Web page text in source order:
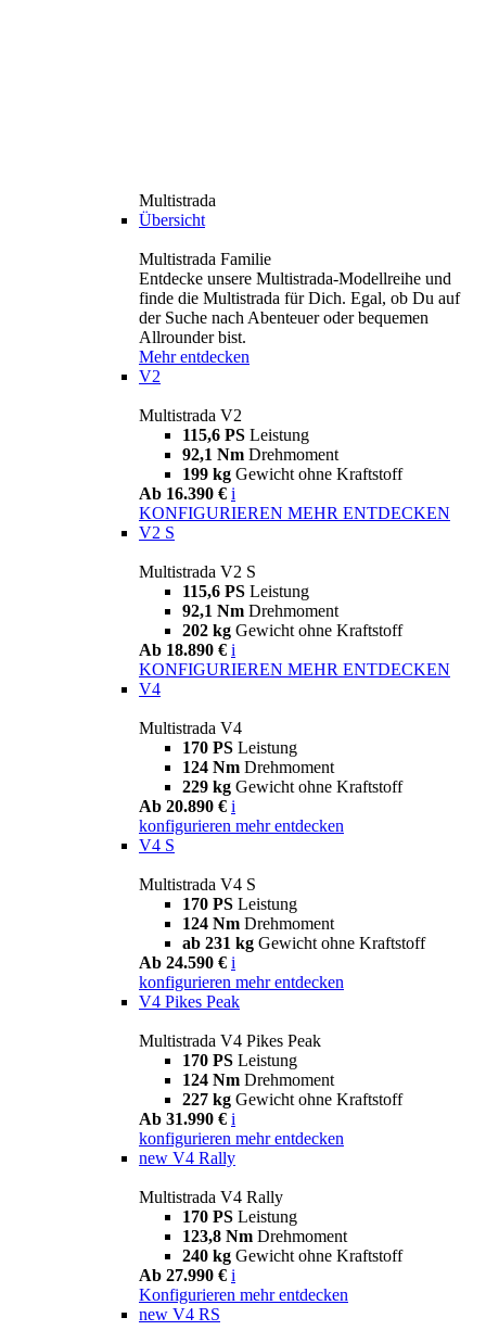
Multistrada
Übersicht
Multistrada Familie
Entdecke unsere Multistrada-Modellreihe und
finde die Multistrada für Dich. Egal, ob Du auf
der Suche nach Abenteuer oder bequemen
Allrounder bist.
Mehr entdecken
V2
Multistrada V2
115,6 PS Leistung
92,1 Nm Drehmoment
199 kg Gewicht ohne Kraftstoff
Ab 16.390 € i
KONFIGURIEREN MEHR ENTDECKEN
V2 S
Multistrada V2 S
115,6 PS Leistung
92,1 Nm Drehmoment
202 kg Gewicht ohne Kraftstoff
Ab 18.890 € i
KONFIGURIEREN MEHR ENTDECKEN
V4
Multistrada V4
170 PS Leistung
124 Nm Drehmoment
229 kg Gewicht ohne Kraftstoff
Ab 20.890 € i
konfigurieren mehr entdecken
V4 S
Multistrada V4 S
170 PS Leistung
124 Nm Drehmoment
ab 231 kg Gewicht ohne Kraftstoff
Ab 24.590 € i
konfigurieren mehr entdecken
V4 Pikes Peak
Multistrada V4 Pikes Peak
170 PS Leistung
124 Nm Drehmoment
227 kg Gewicht ohne Kraftstoff
Ab 31.990 € i
konfigurieren mehr entdecken
new V4 Rally
Multistrada V4 Rally
170 PS Leistung
123,8 Nm Drehmoment
240 kg Gewicht ohne Kraftstoff
Ab 27.990 € i
Konfigurieren mehr entdecken
new V4 RS